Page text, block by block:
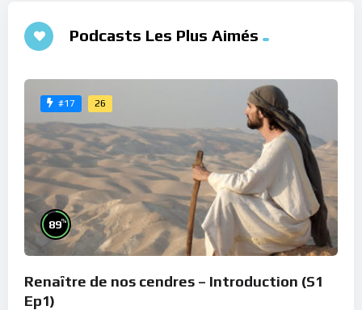
Podcasts Les Plus Aimés
#17 26
89%
Renaître de nos cendres – Introduction (S1
Ep1)